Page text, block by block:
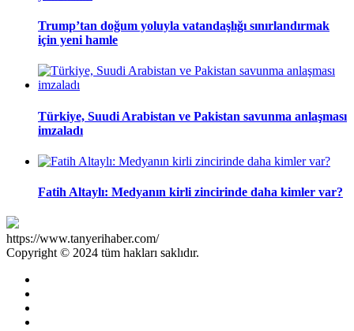
Trump’tan doğum yoluyla vatandaşlığı sınırlandırmak
için yeni hamle
Türkiye, Suudi Arabistan ve Pakistan savunma anlaşması
imzaladı
Fatih Altaylı: Medyanın kirli zincirinde daha kimler var?
https://www.tanyerihaber.com/
Copyright © 2024 tüm hakları saklıdır.